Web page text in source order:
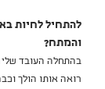
להתחיל לחיות
והמתח?
בהתחלה העובד
רואה אותו הולך